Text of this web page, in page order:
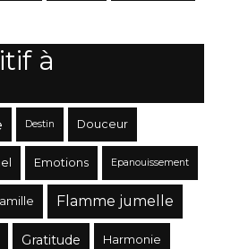
à
Destin Douceur
Emotions Epanouissement
Flamme jumelle
Gratitude Harmonie